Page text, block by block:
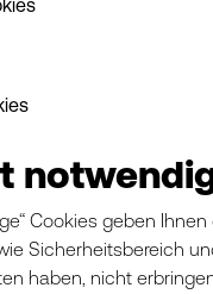
Cookies geben
Sicherheitsbereich
haben, nicht